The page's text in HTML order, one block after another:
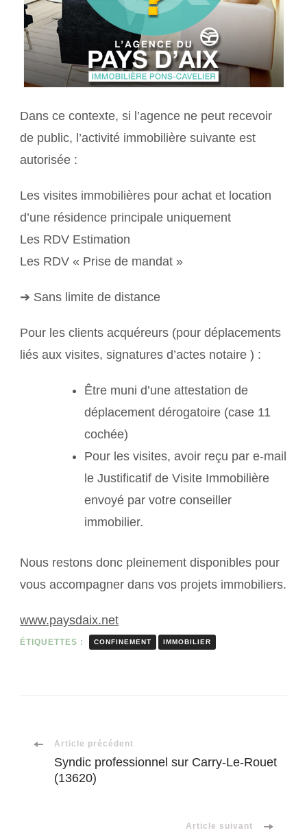
Dans ce contexte, si l’agence ne peut recevoir
de public, l’activité immobilière suivante est
autorisée :
Les visites immobilières pour achat et location
d’une résidence principale uniquement
Les RDV Estimation
Les RDV « Prise de mandat »
➔ Sans limite de distance
Pour les clients acquéreurs (pour déplacements
liés aux visites, signatures d’actes notaire ) :
Être muni d’une attestation de
déplacement dérogatoire (case 11
cochée)
Pour les visites, avoir reçu par e-mail
le Justificatif de Visite Immobilière
envoyé par votre conseiller
immobilier.
Nous restons donc pleinement disponibles pour
vous accompagner dans vos projets immobiliers.
www.paysdaix.net
ÉTIQUETTES : CONFINEMENT IMMOBILIER
Navigation
d'article
Article précédent
Syndic professionnel sur Carry-Le-Rouet
(13620)
Article suivant